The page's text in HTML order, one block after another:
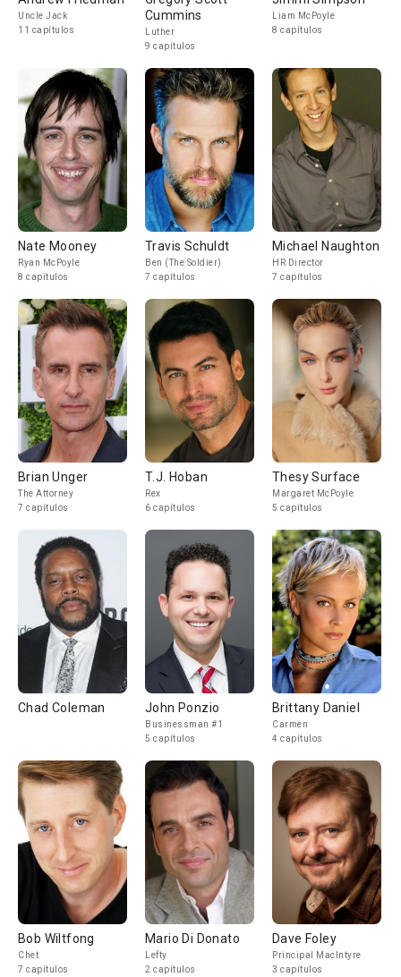
Uncle Jack
11 capítulos
Cummins
Luther
9 capítulos
Liam McPoyle
8 capítulos
Nate Mooney
Ryan McPoyle
8 capítulos
Travis Schuldt
Ben (The Soldier)
7 capítulos
Michael Naughton
HR Director
7 capítulos
Brian Unger
The Attorney
7 capítulos
T.J. Hoban
Rex
6 capítulos
Thesy Surface
Margaret McPoyle
5 capítulos
Chad Coleman John Ponzio
Businessman #1
5 capítulos
Brittany Daniel
Carmen
4 capítulos
Bob Wiltfong
Chet
7 capítulos
Mario Di Donato
Lefty
2 capítulos
Dave Foley
Principal MacIntyre
3 capítulos